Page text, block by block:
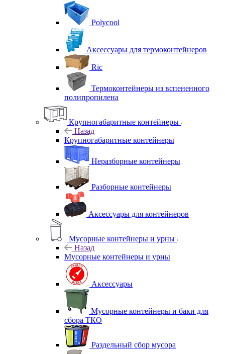
Polycool
Аксессуары для термоконтейнеров
Ric
Термоконтейнеры из вспененного
полипропилена
Крупногабаритные контейнеры
Назад
Крупногабаритные контейнеры
Неразборные контейнеры
Разборные контейнеры
Аксессуары для контейнеров
Мусорные контейнеры и урны
Назад
Мусорные контейнеры и урны
Аксессуары
Мусорные контейнеры и баки для
сбора ТКО
Раздельный сбор мусора